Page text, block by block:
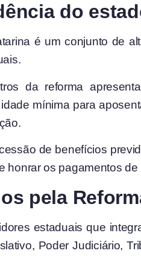
do
é um conjunto de
da reforma
mínima para
de benefícios
os pagamentos
pela
estaduais que
Poder Judiciário,